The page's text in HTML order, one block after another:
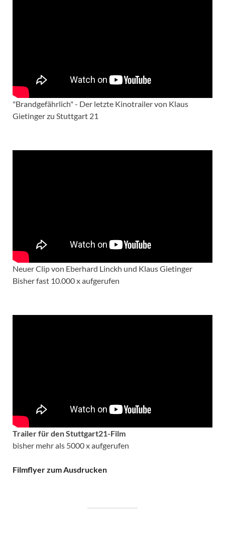
"Brandgefährlich" - Der letzte Kinotrailer von Klaus
Gietinger zu Stuttgart 21
Neuer Clip von Eberhard Linckh und Klaus Gietinger
Bisher fast 10.000 x aufgerufen
Trailer für den Stuttgart21-Film
bisher mehr als 5000 x aufgerufen
Filmflyer zum Ausdrucken